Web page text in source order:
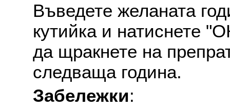
Въведете желаната
кутийка и натиснете
да щракнете на
следваща година.
Забележки: